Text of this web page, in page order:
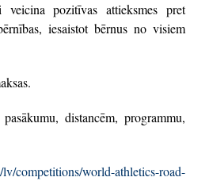
veicina pozitīvas attieksmes pret
iesaistot bērnus no visiem
distancēm, programmu,
competitions/world-athletics-road-